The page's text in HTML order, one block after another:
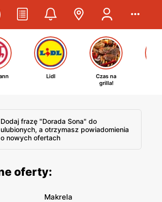
Lidl
Czas na
grilla!
Dodaj frazę "Dorada Sona" do
ulubionych, a otrzymasz powiadomienia
o nowych ofertach
oferty:
Makrela